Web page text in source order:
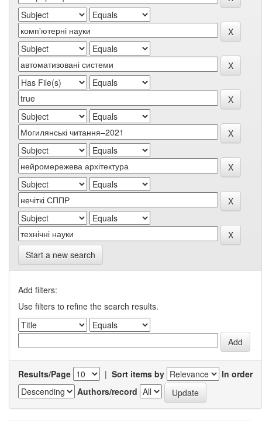
Start a new search
Add filters:
Use filters to refine the search results.
Results/Page | Sort items by
In order
Authors/record